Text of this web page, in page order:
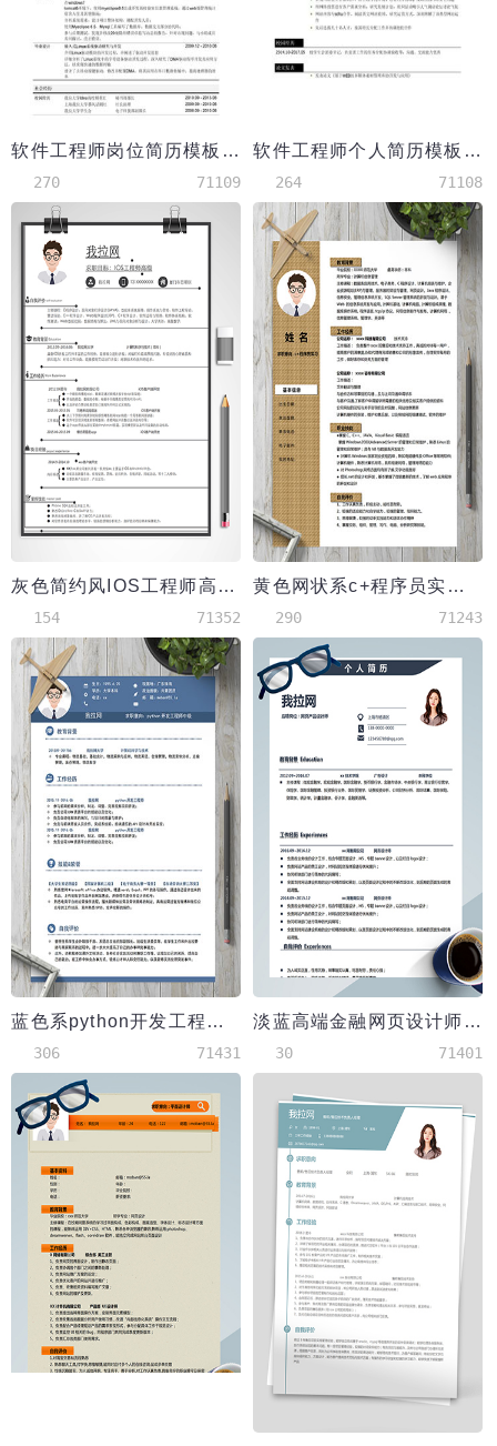
软件工程师岗位简历模板（突出学术科研经历）
270 71109
软件工程师个人简历模板（具有开发经历）
264 71108
灰色简约风IOS工程师高级简历
154 71352
黄色网状系c+程序员实习简历
290 71243
蓝色系python开发工程师中级简历模板
306 71431
淡蓝高端金融网页设计师简历模板
30 71401